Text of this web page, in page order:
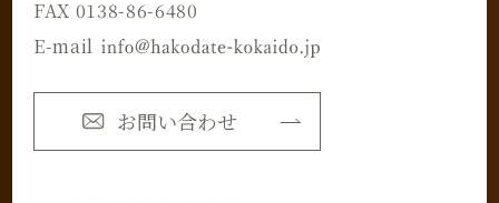
FAX 0138-86-6480
E-mail
お問い合わせ